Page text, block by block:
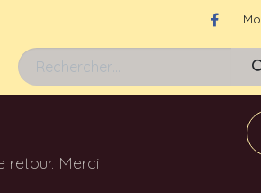
retour. Merci